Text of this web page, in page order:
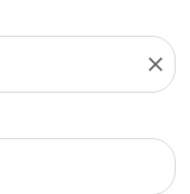
close